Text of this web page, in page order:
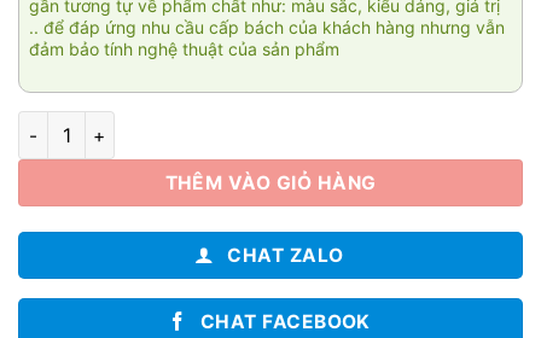
gần tương tự về phẩm chất như: màu sắc, kiểu dáng, giá trị
.. để đáp ứng nhu cầu cấp bách của khách hàng nhưng vẫn
đảm bảo tính nghệ thuật của sản phẩm
Phúc lộc thọ 002 số lượng
THÊM VÀO GIỎ HÀNG
CHAT ZALO
CHAT FACEBOOK